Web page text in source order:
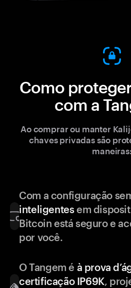
Como
com a
Ao comprar ou manter
chaves privadas são
maneiras:
Com a configuração
inteligentesem
Bitcoin está seguro e
por você.
O Tangem é à prova
certificação IP69K,